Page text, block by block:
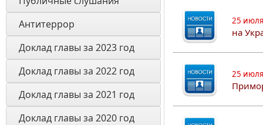
Антитеррор
Доклад главы за 2023 год
Доклад главы за 2022 год
Доклад главы за 2021 год
Доклад главы за 2020 год
25
на
25